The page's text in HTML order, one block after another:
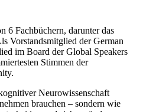
6 Fachbüchern, darunter das
Vorstandsmitglied der German
im Board der Global Speakers
Stimmen der
Neurowissenschaft
brauchen – sondern wie